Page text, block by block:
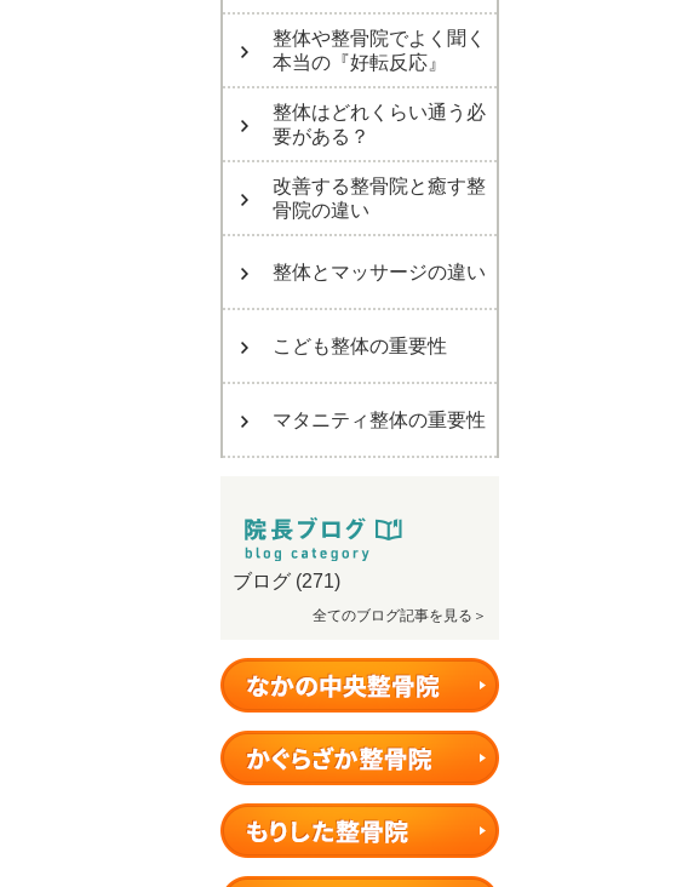
整体や整骨院でよく聞く
本当の『好転反応』
整体はどれくらい通う必
要がある？
改善する整骨院と癒す整
骨院の違い
整体とマッサージの違い
こども整体の重要性
マタニティ整体の重要性
ブログ (271)
全てのブログ記事を見る＞